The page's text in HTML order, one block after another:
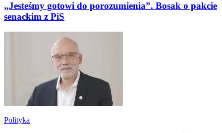
„Jesteśmy gotowi do porozumienia”. Bosak o pakcie
senackim z PiS
Polityka